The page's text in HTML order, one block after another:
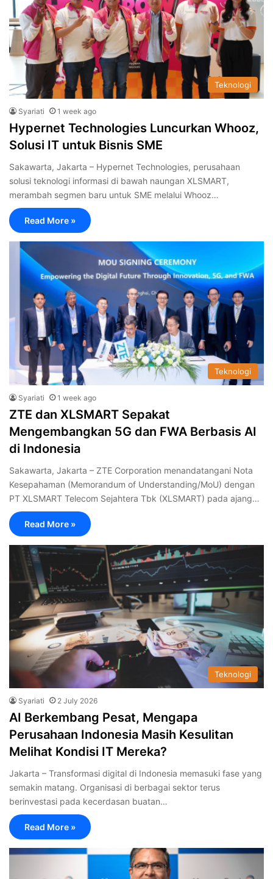
Teknologi
Syariati 1 week ago
Hypernet Technologies Luncurkan Whooz,
Solusi IT untuk Bisnis SME
Sakawarta, Jakarta – Hypernet Technologies, perusahaan
solusi teknologi informasi di bawah naungan XLSMART,
merambah segmen baru untuk SME melalui Whooz…
Read More »
Teknologi
Syariati 1 week ago
ZTE dan XLSMART Sepakat
Mengembangkan 5G dan FWA Berbasis AI
di Indonesia
Sakawarta, Jakarta – ZTE Corporation menandatangani Nota
Kesepahaman (Memorandum of Understanding/MoU) dengan
PT XLSMART Telecom Sejahtera Tbk (XLSMART) pada ajang…
Read More »
Teknologi
Syariati 2 July 2026
AI Berkembang Pesat, Mengapa
Perusahaan Indonesia Masih Kesulitan
Melihat Kondisi IT Mereka?
Jakarta – Transformasi digital di Indonesia memasuki fase yang
semakin matang. Organisasi di berbagai sektor terus
berinvestasi pada kecerdasan buatan…
Read More »